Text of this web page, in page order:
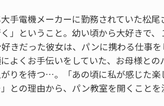
手電機メーカーに勤務されていた松
」ということ。幼い頃から大好きで
きだった彼女は、パンに携わる仕事
よくお手伝いをしていた、お母様と
りを待つ…。「あの頃に私が感じた
との理由から、パン教室を開くことを